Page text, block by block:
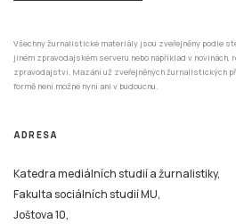
Všechny žurnalistické materiály jsou zveřejněny podle
jiném zpravodajském serveru nebo například v
zpravodajství. Mazání už zveřejněných žurnalistických
formě není možné nyní ani v budoucnu.
ADRESA
Katedra mediálních studií a žurnalistiky,
Fakulta sociálních studií MU,
Joštova 10,